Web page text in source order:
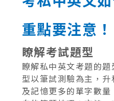
重點要注意！
瞭解考試題型
瞭解私中英文考題的
型以筆試測驗為主，
及記憶更多的單字數